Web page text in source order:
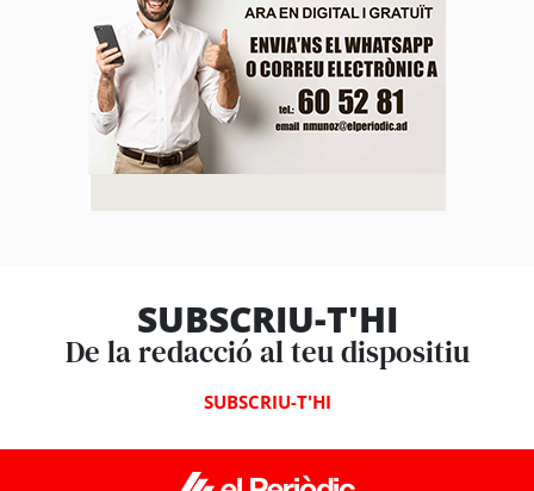
SUBSCRIU-T'HI
De la redacció al teu dispositiu
SUBSCRIU-T'HI